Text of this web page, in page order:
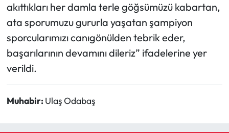
akıttıkları her damla terle göğsümüzü kabartan,
ata sporumuzu gururla yaşatan şampiyon
sporcularımızı canıgönülden tebrik eder,
başarılarının devamını dileriz” ifadelerine yer
verildi.
Muhabir: Ulaş Odabaş
Turizm
Uğurludağ Haberleri
Yaşam